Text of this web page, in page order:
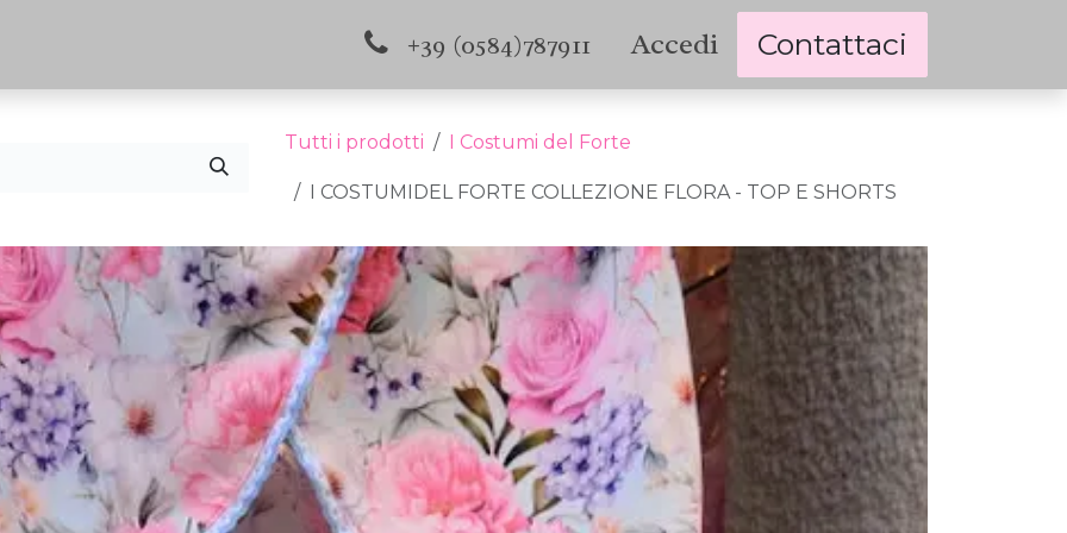
Contattaci +39 (0584)787911 Accedi Contattaci
Tutti i prodotti I Costumi del Forte
I COSTUMIDEL FORTE COLLEZIONE FLORA - TOP E SHORTS